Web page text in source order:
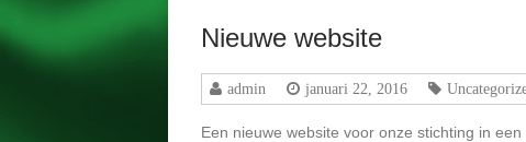
kansarme
kinderen
dat
ook
Nieuwe website
admin januari 22, 2016
Een nieuwe website voor onze stichting in